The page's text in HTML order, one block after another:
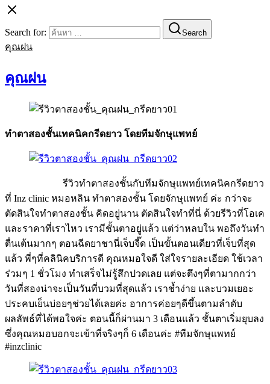
Search for: Search
คุณฝน
คุณฝน
ทำตาสองชั้นเทคนิคกรีดยาว โดยทีมจักษุแพทย์
รีวิวทำตาสองชั้นกับทีมจักษุแพทย์เทคนิคกรีดยาว
ที่ Inz clinic หมอหลิน ทำตาสองชั้น โดยจักษุแพทย์ ค่ะ กว่าจะ
ตัดสินใจทำตาสองชั้น คิดอยู่นาน ตัดสินใจทำที่นี่ ด้วยรีวิวที่โอเค
และราคาที่เราไหว เรามีชั้นตาอยู่แล้ว แต่ว่าหลบใน พอถึงวันทำ
ตื่นเต้นมากๆ ตอนฉีดยาชานี่เจ็บจี๊ด เป็นขั้นตอนเดียวที่เจ็บที่สุด
แล้ว พี่ๆที่คลินิคบริการดี คุณหมอใจดี ใส่ใจรายละเอียด ใช้เวลา
ร่วมๆ 1 ชั่วโมง ทำเสร็จไม่รู้สึกปวดเลย แต่จะตึงๆที่ตามากกว่า
วันที่สองน่าจะเป็นวันที่บวมที่สุดแล้ว เราช้ำง่าย และบวมเยอะ
ประคบเย็นบ่อยๆช่วยได้เลยค่ะ อาการค่อยๆดีขึ้นตามลำดับ
ผลลัพธ์ที่ได้พอใจค่ะ ตอนนี้ก็ผ่านมา 3 เดือนแล้ว ชั้นตาเริ่มยุบลง
ซึ่งคุณหมอบอกจะเข้าที่จริงๆก็ 6 เดือนค่ะ #ทีมจักษุแพทย์
#inzclinic